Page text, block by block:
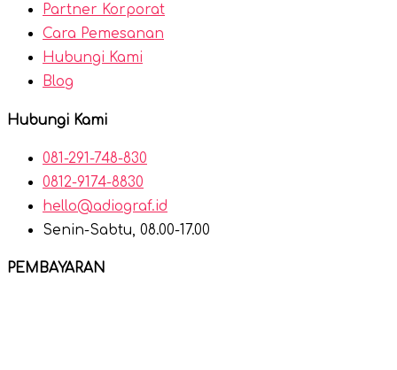
Partner Korporat
Cara Pemesanan
Hubungi Kami
Blog
Hubungi Kami
081-291-748-830
0812-9174-8830
hello@adiograf.id
Senin-Sabtu, 08.00-17.00
PEMBAYARAN